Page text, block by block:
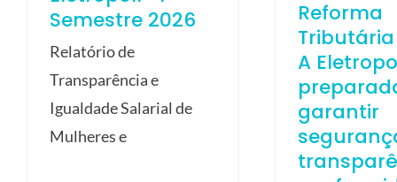
Semestre 2026
Relatório de
Transparência e
Igualdade Salarial de
Mulheres e
Reforma
A
garantir